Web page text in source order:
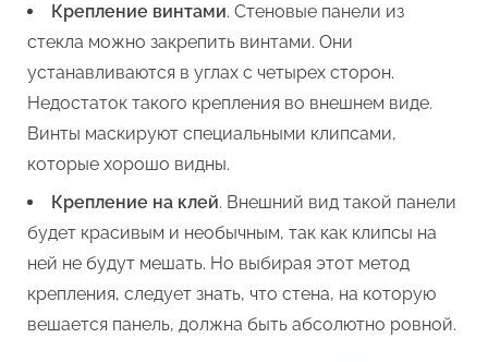
Крепление винтами. Стеновые панели из
стекла можно закрепить винтами. Они
устанавливаются в углах с четырех сторон.
Недостаток такого крепления во внешнем виде.
Винты маскируют специальными клипсами,
которые хорошо видны.
Крепление на клей. Внешний вид такой панели
будет красивым и необычным, так как клипсы на
ней не будут мешать. Но выбирая этот метод
крепления, следует знать, что стена, на которую
вешается панель, должна быть абсолютно ровной.